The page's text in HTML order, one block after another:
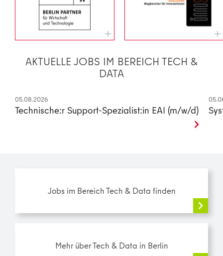
AKTUELLE JOBS IM BEREICH TECH &
DATA
05.08.2026
Technische:r Support-Spezialist:in EAI (m/w/d)
Jobs im Bereich Tech & Data finden
Mehr über Tech & Data in Berlin